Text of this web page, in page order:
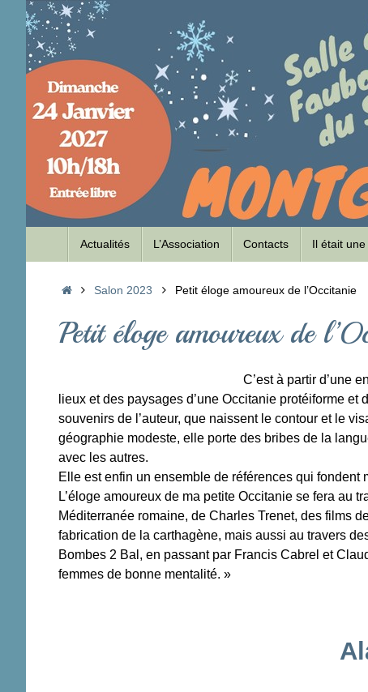
Passer
contenu
Actualités L’Association Contacts Il était
AccueilSalon 2023 Petit éloge amoureux de l’Occitanie
Petit éloge amoureux de
C’est à partir d’une
lieux et des paysages d’une Occitanie protéiforme
souvenirs de l’auteur, que naissent le contour et le
géographie modeste, elle porte des bribes de la
avec les autres.
Elle est enfin un ensemble de références qui fondent
L’éloge amoureux de ma petite Occitanie se fera au
Méditerranée romaine, de Charles Trenet, des films
fabrication de la carthagène, mais aussi au travers
Bombes 2 Bal, en passant par Francis Cabrel et
femmes de bonne mentalité. »